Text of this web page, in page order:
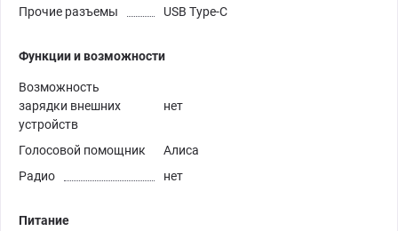
Прочие разъемы USB Type-C
Функции и возможности
Возможность
зарядки внешних
устройств
нет
Голосовой помощник
Алиса
Радио
нет
Питание